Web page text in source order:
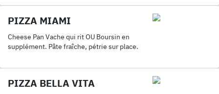
PIZZA MIAMI
Cheese Pan Vache qui rit OU Boursin en
supplément. Pâte fraîche, pétrie sur place.
PIZZA BELLA VITA